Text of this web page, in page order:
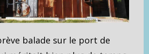
balade sur le port de